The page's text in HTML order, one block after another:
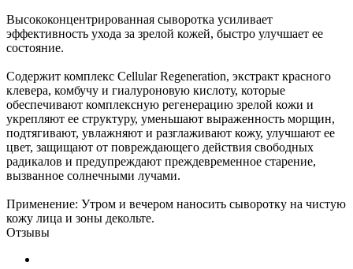
Высококонцентрированная сыворотка усиливает
эффективность ухода за зрелой кожей, быстро улучшает ее
состояние.
Содержит комплекс Cellular Regeneration, экстракт красного
клевера, комбучу и гиалуроновую кислоту, которые
обеспечивают комплексную регенерацию зрелой кожи и
укрепляют ее структуру, уменьшают выраженность морщин,
подтягивают, увлажняют и разглаживают кожу, улучшают ее
цвет, защищают от повреждающего действия свободных
радикалов и предупреждают преждевременное старение,
вызванное солнечными лучами.
Применение: Утром и вечером наносить сыворотку на чистую
кожу лица и зоны декольте.
Отзывы